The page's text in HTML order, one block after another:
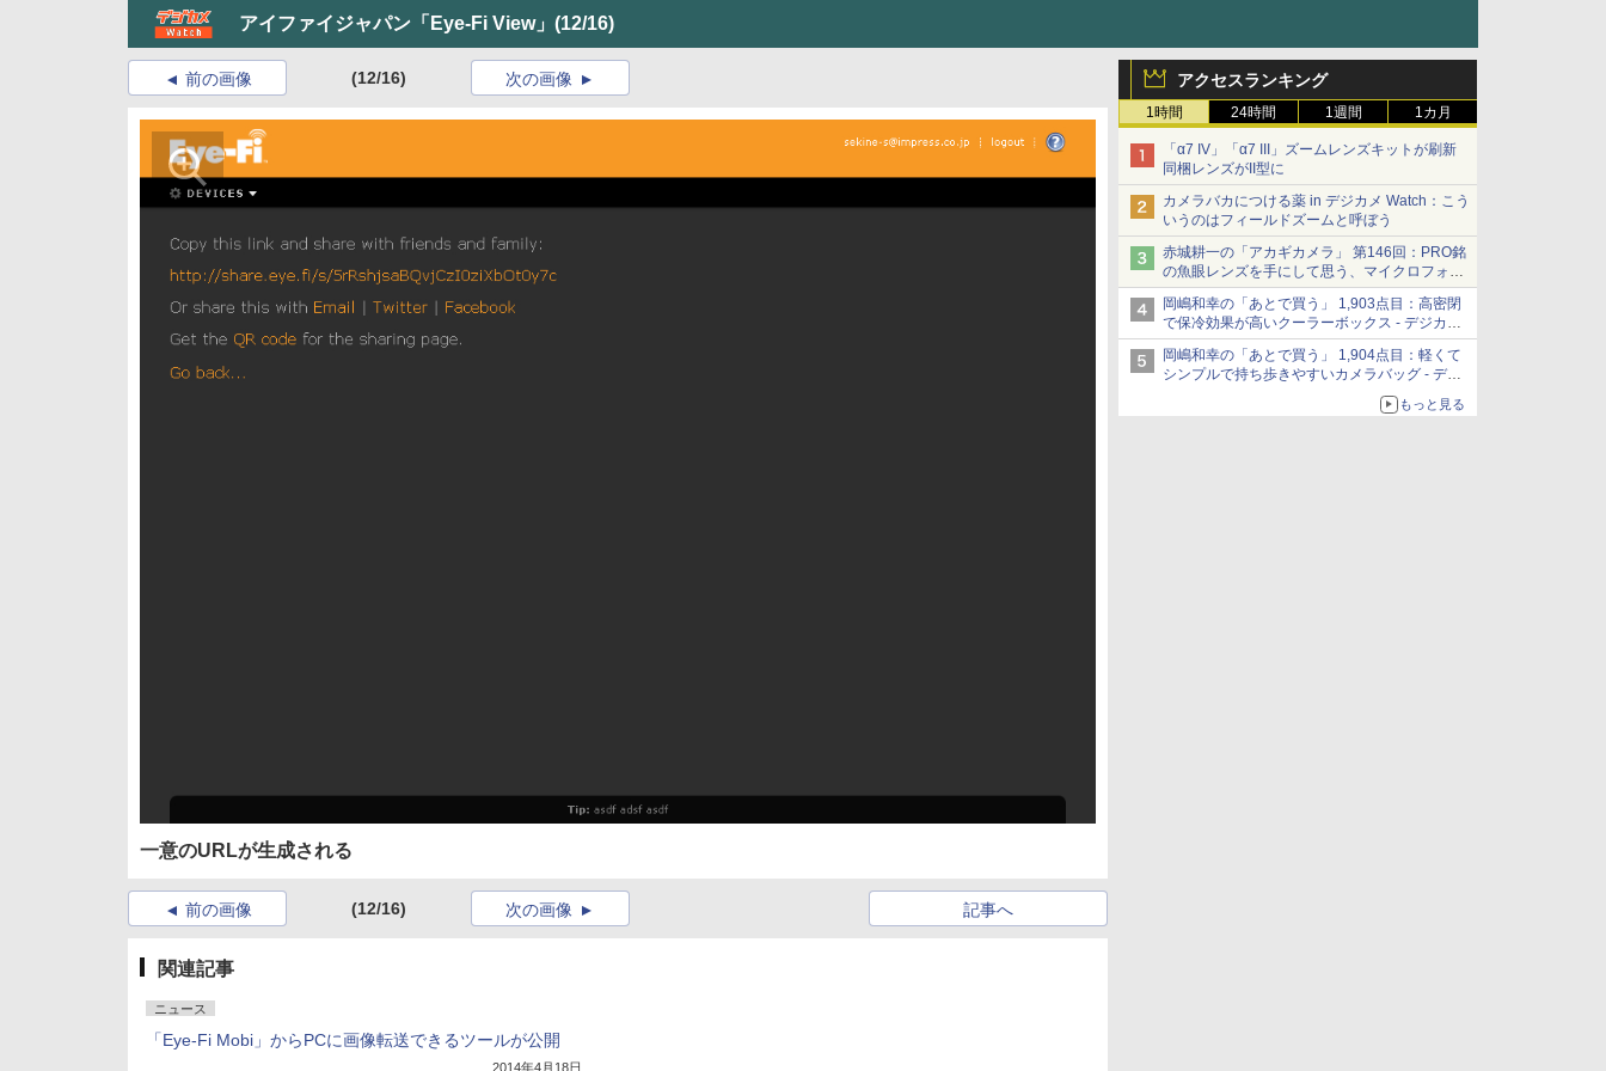
アイファイジャパン「Eye-Fi View」 (12/16)
アクセスランキング
1時間 24時間 1週間 1カ月
「α7 IV」「α7 III」ズームレンズキットが刷新
同梱レンズがII型に
カメラバカにつける薬 in デジカメ Watch：こう
いうのはフィールドズームと呼ぼう
赤城耕一の「アカギカメラ」 第146回：PRO銘
の魚眼レンズを手にして思う、マイクロフォー
サーズへの期待と可能性
岡嶋和幸の「あとで買う」 1,903点目：高密閉
で保冷効果が高いクーラーボックス - デジカメ
Watch
岡嶋和幸の「あとで買う」 1,904点目：軽くて
シンプルで持ち歩きやすいカメラバッグ - デジ
もっと見る
前の画像 (12/16) 次の画像
一意のURLが生成される
前の画像 (12/16) 記事へ
次の画像
関連記事
ニュース
「Eye-Fi Mobi」からPCに画像転送できるツールが公開
2014年4月18日